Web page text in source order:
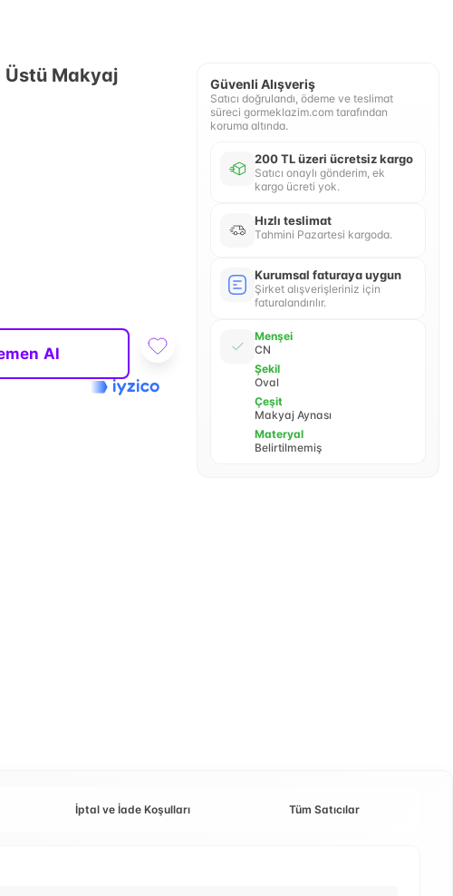
Üstü Makyaj
Al
Güvenli Alışveriş
Satıcı doğrulandı, ödeme ve teslimat
süreci gormeklazim.com tarafından
koruma altında.
200 TL üzeri ücretsiz kargo
Satıcı onaylı gönderim, ek
kargo ücreti yok.
Hızlı teslimat
Tahmini Pazartesi kargoda.
Kurumsal faturaya uygun
Şirket alışverişleriniz için
faturalandırılır.
Menşei
CN
Şekil
Oval
Çeşit
Makyaj Aynası
Materyal
Belirtilmemiş
İptal ve İade Koşulları Tüm Satıcılar